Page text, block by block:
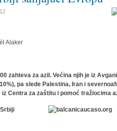
Alaker
zahteva za azil. Većina njih je iz
pa slede Palestina, Iran i
Centra za zaštitu i pomoć tražiocima